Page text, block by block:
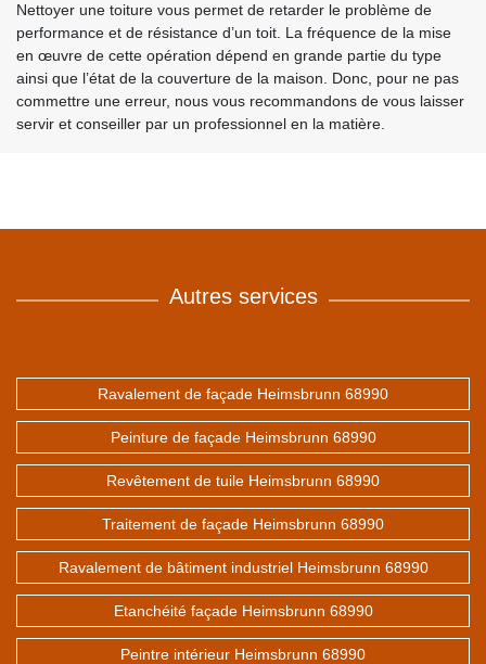
Nettoyer une toiture vous permet de retarder le problème de
performance et de résistance d’un toit. La fréquence de la mise
en œuvre de cette opération dépend en grande partie du type
ainsi que l’état de la couverture de la maison. Donc, pour ne pas
commettre une erreur, nous vous recommandons de vous laisser
servir et conseiller par un professionnel en la matière.
Autres services
Ravalement de façade Heimsbrunn 68990
Peinture de façade Heimsbrunn 68990
Revêtement de tuile Heimsbrunn 68990
Traitement de façade Heimsbrunn 68990
Ravalement de bâtiment industriel Heimsbrunn 68990
Etanchéité façade Heimsbrunn 68990
Peintre intérieur Heimsbrunn 68990